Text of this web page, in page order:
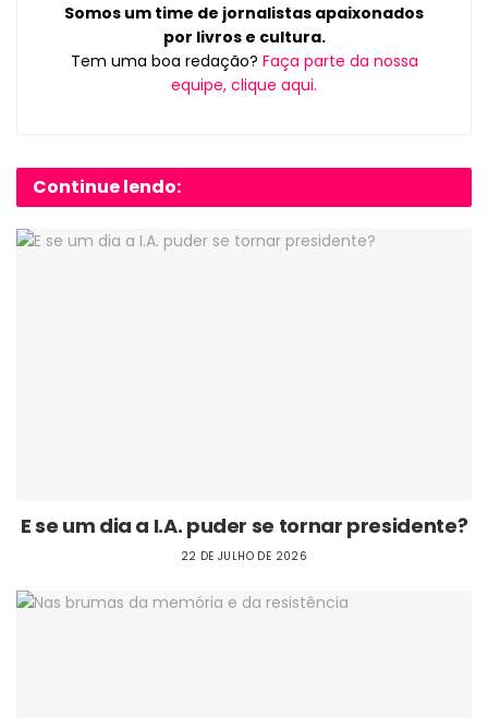
Somos um time de jornalistas apaixonados
por livros e cultura.
Tem uma boa redação? Faça parte da nossa
equipe, clique aqui.
Continue lendo:
E se um dia a I.A. puder se tornar presidente?
22 DE JULHO DE 2026